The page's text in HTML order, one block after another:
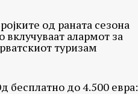
од раната сезона
вклучуваат алармот за
туризам
бесплатно до 4.500 евра: